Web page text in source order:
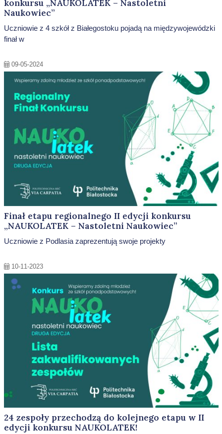
konkursu „NAUKOLATEK – Nastoletni
Naukowiec”
Uczniowie z 4 szkół z Białegostoku pojadą na międzywojewódzki
finał w
09-05-2024
Finał etapu regionalnego II edycji konkursu
„NAUKOLATEK – Nastoletni Naukowiec”
Uczniowie z Podlasia zaprezentują swoje projekty
10-11-2023
24 zespoły przechodzą do kolejnego etapu w II
edycji konkursu NAUKOLATEK!